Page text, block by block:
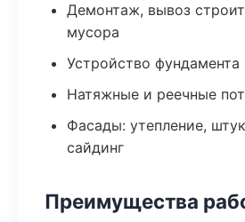
Демонтаж, вывоз
мусора
Устройство
Натяжные и реечные
Фасады: утепление,
сайдинг
Преимущества